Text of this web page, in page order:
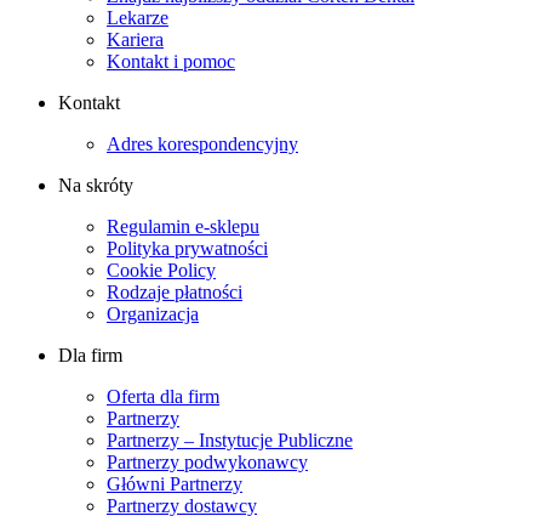
Lekarze
Kariera
Kontakt i pomoc
Kontakt
Adres korespondencyjny
Na skróty
Regulamin e-sklepu
Polityka prywatności
Cookie Policy
Rodzaje płatności
Organizacja
Dla firm
Oferta dla firm
Partnerzy
Partnerzy – Instytucje Publiczne
Partnerzy podwykonawcy
Główni Partnerzy
Partnerzy dostawcy